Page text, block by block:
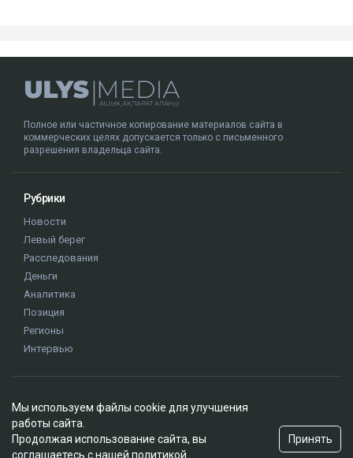
суд иск Куандык Бишимбаев
Мы используем файлы cookie для улучшения
работы сайта.
Продолжая использование сайта, вы
соглашаетесь с нашей политикой
Принять